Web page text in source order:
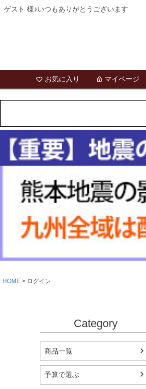
ゲスト 様♪いつもありがとうございます
お気に入り マイページ
HOME ログイン
Category
商品一覧
予算で選ぶ